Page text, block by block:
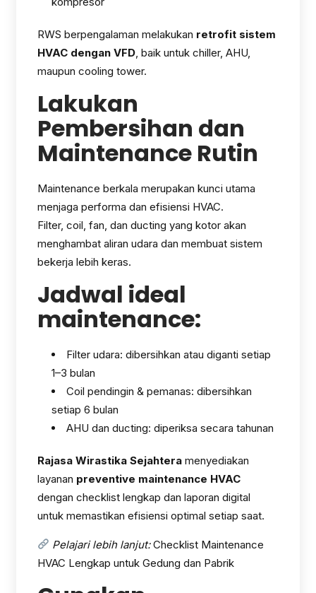
RWS berpengalaman melakukan retrofit sistem
HVAC dengan VFD , baik untuk chiller, AHU,
maupun cooling tower.
Lakukan
Pembersihan dan
Maintenance Rutin
Maintenance berkala merupakan kunci utama
menjaga performa dan efisiensi HVAC.
Filter, coil, fan, dan ducting yang kotor akan
menghambat aliran udara dan membuat sistem
bekerja lebih keras.
Jadwal ideal
maintenance:
Filter udara: dibersihkan atau diganti setiap
1–3 bulan
Coil pendingin & pemanas: dibersihkan
setiap 6 bulan
AHU dan ducting: diperiksa secara tahunan
Rajasa Wirastika Sejahtera menyediakan
layanan preventive maintenance HVAC
dengan checklist lengkap dan laporan digital
untuk memastikan efisiensi optimal setiap saat.
Pelajari lebih lanjut:Checklist Maintenance
HVAC Lengkap untuk Gedung dan Pabrik